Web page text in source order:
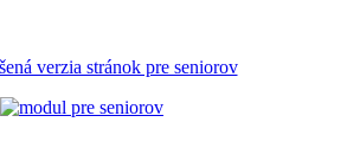
verzia stránok pre seniorov